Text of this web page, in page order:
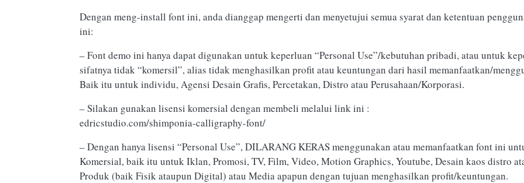
Dengan meng-install font ini, anda dianggap mengerti dan menyetujui semua syarat dan ketentuan
ini:
– Font demo ini hanya dapat digunakan untuk keperluan “Personal Use”/kebutuhan pribadi, atau untuk
sifatnya tidak “komersil”, alias tidak menghasilkan profit atau keuntungan dari hasil memanfaatkan/
Baik itu untuk individu, Agensi Desain Grafis, Percetakan, Distro atau Perusahaan/Korporasi.
– Silakan gunakan lisensi komersial dengan membeli melalui link ini :
edricstudio.com/shimponia-calligraphy-font/
– Dengan hanya lisensi “Personal Use”, DILARANG KERAS menggunakan atau memanfaatkan font ini
Komersial, baik itu untuk Iklan, Promosi, TV, Film, Video, Motion Graphics, Youtube, Desain kaos distro
Produk (baik Fisik ataupun Digital) atau Media apapun dengan tujuan menghasilkan profit/keuntungan.